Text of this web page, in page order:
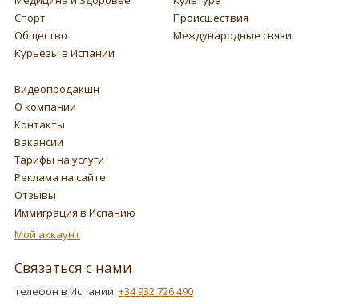
Спорт
Происшествия
Общество
Международные связи
Курьезы в Испании
Видеопродакшн
О компании
Контакты
Вакансии
Тарифы на услуги
Реклама на сайте
Отзывы
Иммиграция в Испанию
Мой аккаунт
Связаться с нами
телефон в Испании: +34 932 726 490